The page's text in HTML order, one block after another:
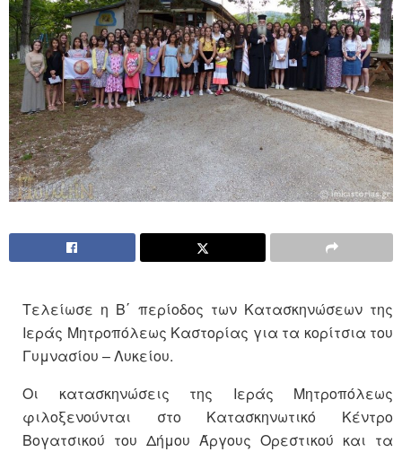
Τελείωσε η Β΄ περίοδος των Κατασκηνώσεων της
Ιεράς Μητροπόλεως Καστορίας για τα κορίτσια του
Γυμνασίου – Λυκείου.
Οι κατασκηνώσεις της Ιεράς Μητροπόλεως
φιλοξενούνται στο Κατασκηνωτικό Κέντρο
Βογατσικού του Δήμου Άργους Ορεστικού και τα